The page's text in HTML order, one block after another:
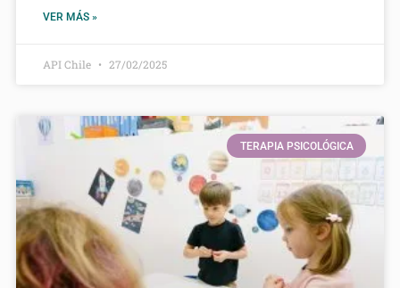
VER MÁS »
API Chile 27/02/2025
TERAPIA PSICOLÓGICA